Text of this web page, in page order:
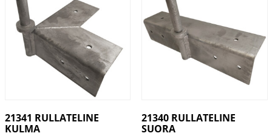
21341 RULLATELINE
KULMA
21340 RULLATELINE
SUORA